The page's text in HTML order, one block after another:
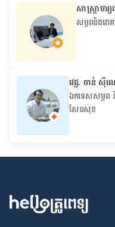
សាស្ត្រាចារ្
សម្ភពនិងរោគ
វេជ្ជ. ចាន់ ស៊ី
ឯកទេសសម្ភព
សែនសុខ